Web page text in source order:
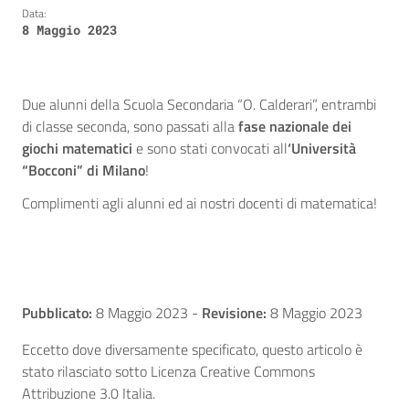
Data:
8 Maggio 2023
Due alunni della Scuola Secondaria “O. Calderari”, entrambi
di classe seconda, sono passati allafase nazionale dei
giochi matematici e sono stati convocati all‘Università
“Bocconi” di Milano!
Complimenti agli alunni ed ai nostri docenti di matematica!
Pubblicato: 8 Maggio 2023 - Revisione: 8 Maggio 2023
Eccetto dove diversamente specificato, questo articolo è
stato rilasciato sotto Licenza Creative Commons
Attribuzione 3.0 Italia.